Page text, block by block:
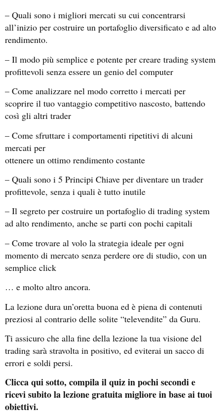
– Quali sono i migliori mercati su cui concentrarsi
all’inizio per costruire un portafoglio diversificato e ad alto
rendimento.
– Il modo più semplice e potente per creare trading system
profittevoli senza essere un genio del computer
– Come analizzare nel modo corretto i mercati per
scoprire il tuo vantaggio competitivo nascosto, battendo
così gli altri trader
– Come sfruttare i comportamenti ripetitivi di alcuni
mercati per
ottenere un ottimo rendimento costante
– Quali sono i 5 Principi Chiave per diventare un trader
profittevole, senza i quali è tutto inutile
– Il segreto per costruire un portafoglio di trading system
ad alto rendimento, anche se parti con pochi capitali
– Come trovare al volo la strategia ideale per ogni
momento di mercato senza perdere ore di studio, con un
semplice click
… e molto altro ancora.
La lezione dura un’oretta buona ed è piena di contenuti
preziosi al contrario delle solite “televendite” da Guru.
Ti assicuro che alla fine della lezione la tua visione del
trading sarà stravolta in positivo, ed eviterai un sacco di
errori e soldi persi.
Clicca qui sotto, compila il quiz in pochi secondi e
ricevi subito la lezione gratuita migliore in base ai tuoi
obiettivi.